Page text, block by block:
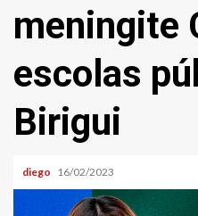
meningite
escolas
Birigui
diego 16/02/2023